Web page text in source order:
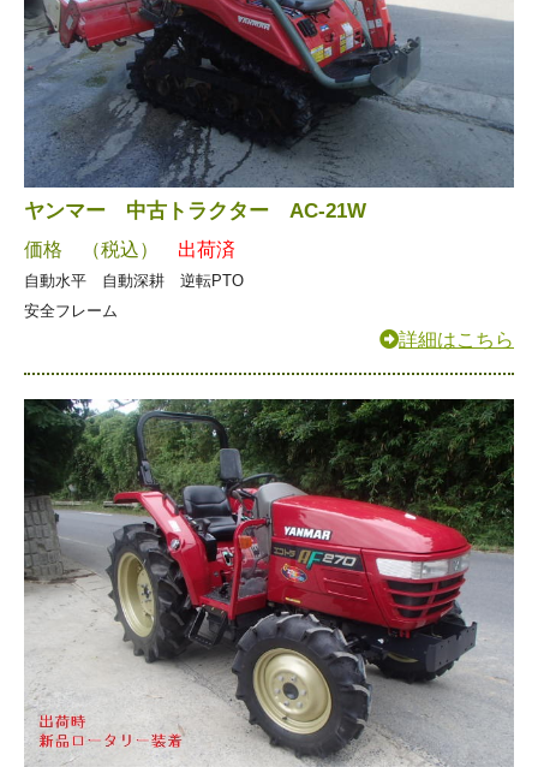
ヤンマー 中古トラクター AC-21W
価格 （税込） 出荷済
自動水平 自動深耕 逆転PTO
安全フレーム
詳細はこちら